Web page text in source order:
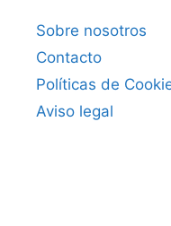
Sobre nosotros
Contacto
Políticas de
Aviso legal